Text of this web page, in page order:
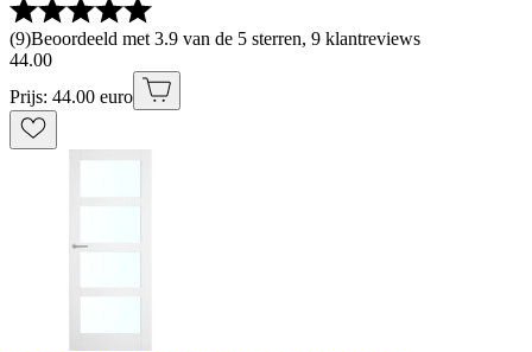
(9)Beoordeeld met 3.9 van de 5 sterren, 9 klantreviews
44.00
Prijs: 44.00 euro